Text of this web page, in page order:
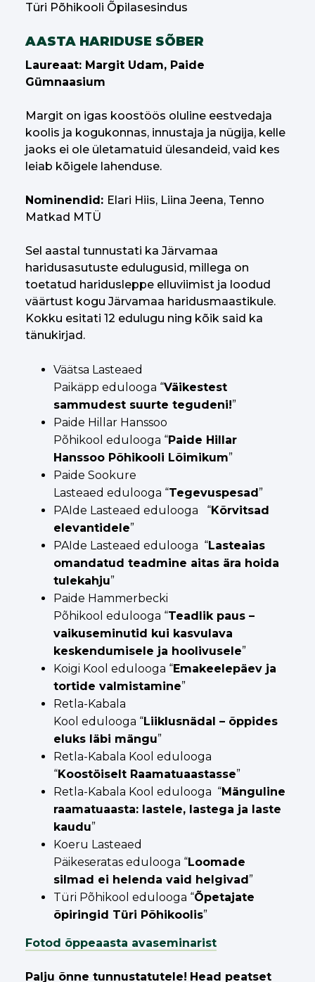
Türi Põhikooli Õpilasesindus
AASTA HARIDUSE SÕBER
Laureaat: Margit Udam, Paide
Gümnaasium
Margit on igas koostöös oluline eestvedaja
koolis ja kogukonnas, innustaja ja nügija, kelle
jaoks ei ole ületamatuid ülesandeid, vaid kes
leiab kõigele lahenduse.
Nominendid: Elari Hiis, Liina Jeena, Tenno
Matkad MTÜ
Sel aastal tunnustati ka Järvamaa
haridusasutuste edulugusid, millega on
toetatud haridusleppe elluviimist ja loodud
väärtust kogu Järvamaa haridusmaastikule.
Kokku esitati 12 edulugu ning kõik said ka
tänukirjad.
Väätsa Lasteaed
Paikäpp edulooga “Väikestest
sammudest suurte tegudeni!”
Paide Hillar Hanssoo
Põhikool edulooga “Paide Hillar
Hanssoo Põhikooli Lõimikum”
Paide Sookure
Lasteaed edulooga “Tegevuspesad ”
PAIde Lasteaed edulooga “Kõrvitsad
elevantidele”
PAIde Lasteaed edulooga “Lasteaias
omandatud teadmine aitas ära hoida
tulekahju”
Paide Hammerbecki
Põhikool edulooga “Teadlik paus –
vaikuseminutid kui kasvulava
keskendumisele ja hoolivusele”
Koigi Kool edulooga “Emakeelepäev ja
tortide valmistamine”
Retla-Kabala
Kool edulooga “Liiklusnädal – õppides
eluks läbi mängu”
Retla-Kabala Kool edulooga
“Koostöiselt Raamatuaastasse”
Retla-Kabala Kool edulooga “Mänguline
raamatuaasta: lastele, lastega ja laste
kaudu”
Koeru Lasteaed
Päikeseratas edulooga “Loomade
silmad ei helenda vaid helgivad ”
Türi Põhikool edulooga “Õpetajate
õpiringid Türi Põhikoolis”
Fotod õppeaasta avaseminarist
Palju õnne tunnustatutele! Head peatset